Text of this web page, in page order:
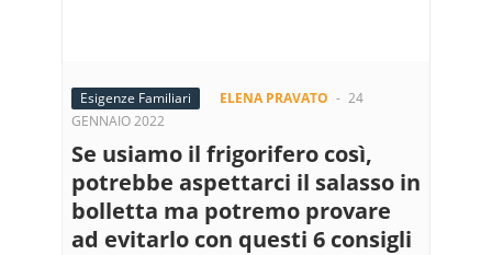
Esigenze Familiari ELENA PRAVATO - 24
GENNAIO 2022
Se usiamo il frigorifero così,
potrebbe aspettarci il salasso in
bolletta ma potremo provare
ad evitarlo con questi 6 consigli